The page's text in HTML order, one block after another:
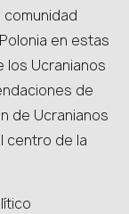
en estas
los Ucranianos
de
de Ucranianos
centro de la